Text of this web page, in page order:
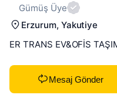
Gümüş Üye
Erzurum, Yakutiye
ER TRANS EV&OFİS
Mesaj Gönder